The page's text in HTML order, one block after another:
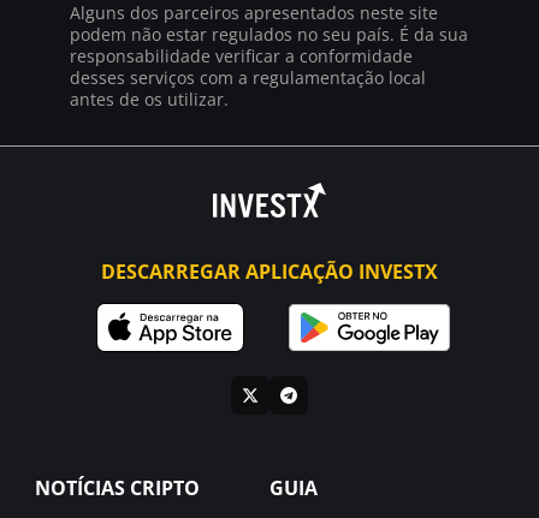
Alguns dos parceiros apresentados neste site
podem não estar regulados no seu país. É da sua
responsabilidade verificar a conformidade
desses serviços com a regulamentação local
antes de os utilizar.
DESCARREGAR APLICAÇÃO INVESTX
NOTÍCIAS CRIPTO GUIA